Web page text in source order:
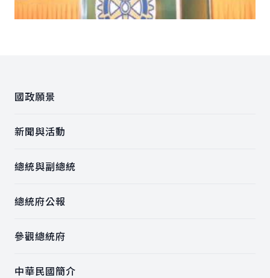
國政願景
新聞與活動
總統與副總統
總統府公報
參觀總統府
中華民國簡介